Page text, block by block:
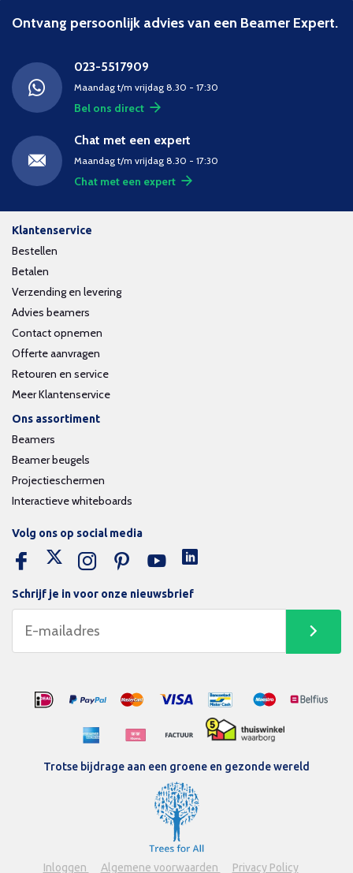
Ontvang persoonlijk advies van een Beamer Expert.
023-5517909
Maandag t/m vrijdag 8.30 - 17:30
Bel ons direct
Chat met een expert
Maandag t/m vrijdag 8.30 - 17:30
Chat met een expert
Klantenservice
Bestellen
Betalen
Verzending en levering
Advies beamers
Contact opnemen
Offerte aanvragen
Retouren en service
Meer Klantenservice
Ons assortiment
Beamers
Beamer beugels
Projectieschermen
Interactieve whiteboards
Schrijf je in voor onze nieuwsbrief
Volg ons op social media
Trotse bijdrage aan een groene en gezonde wereld
Inloggen Algemene voorwaarden
Privacy Policy